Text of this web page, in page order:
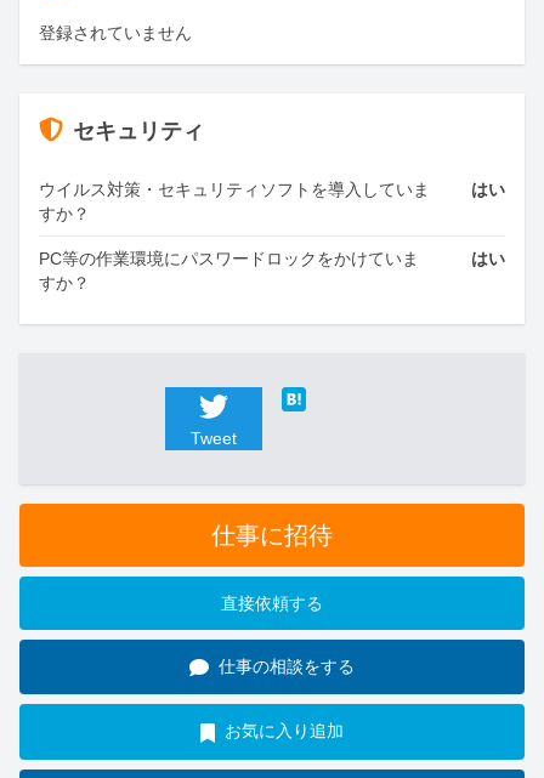
登録されていません
セキュリティ
ウイルス対策・セキュリティソフトを導入していま
すか？
はい
PC等の作業環境にパスワードロックをかけていま
すか？
はい
Tweet
仕事に招待
直接依頼する
仕事の相談をする
お気に入り追加